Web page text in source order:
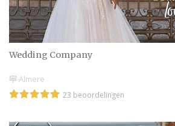
Wedding Company
Almere
23 beoordelingen